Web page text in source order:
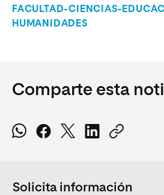
FACULTAD-CIENCIAS-
HUMANIDADES
Comparte esta
Solicita información